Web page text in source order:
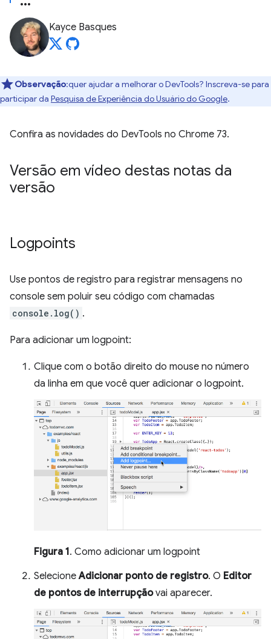
Kayce Basques
Observação:quer ajudar a melhorar o DevTools? Inscreva-se para
participar da Pesquisa de Experiência do Usuário do Google.
Confira as novidades do DevTools no Chrome 73.
Versão em vídeo destas notas da
versão
Logpoints
Use pontos de registro para registrar mensagens no
console sem poluir seu código com chamadas
console.log() .
Para adicionar um logpoint:
Clique com o botão direito do mouse no número
da linha em que você quer adicionar o logpoint.
Figura 1. Como adicionar um logpoint
SelecioneAdicionar ponto de registro. O Editor
de pontos de interrupçãovai aparecer.